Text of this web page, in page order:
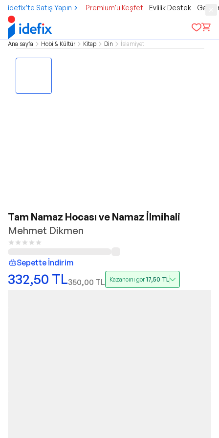
idefix’te Satış Yapın Premium'u Keşfet Evlilik Destek
Ana sayfa Hobi & Kültür Kitap Din İslamiyet
Tam Namaz Hocası ve Namaz İlmihali
Mehmet Dikmen
Sepette İndirim
332,50 TL350,00 TL Kazancını gör17,50 TL